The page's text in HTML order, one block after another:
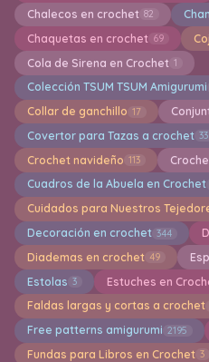
Chalecos en crochet 82
Chaquetas en crochet 69
Cola de Sirena en Crochet 1
Colección TSUM TSUM Amigurumi
Collar de ganchillo 17
Covertor para Tazas a crochet 33
Crochet navideño 113
Cuadros de la Abuela en Crochet
Cuidados para Nuestros
Decoración en crochet 344
Diademas en crochet 49
Estolas 3 Estuches en
Faldas largas y cortas a crochet
Free patterns amigurumi 2195
Fundas para Libros en Crochet 3